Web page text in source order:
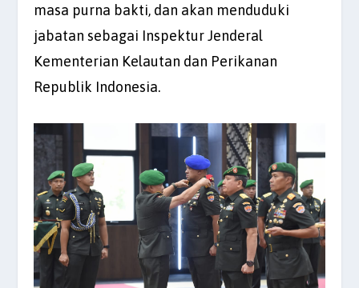
masa purna bakti, dan akan menduduki
jabatan sebagai Inspektur Jenderal
Kementerian Kelautan dan Perikanan
Republik Indonesia.